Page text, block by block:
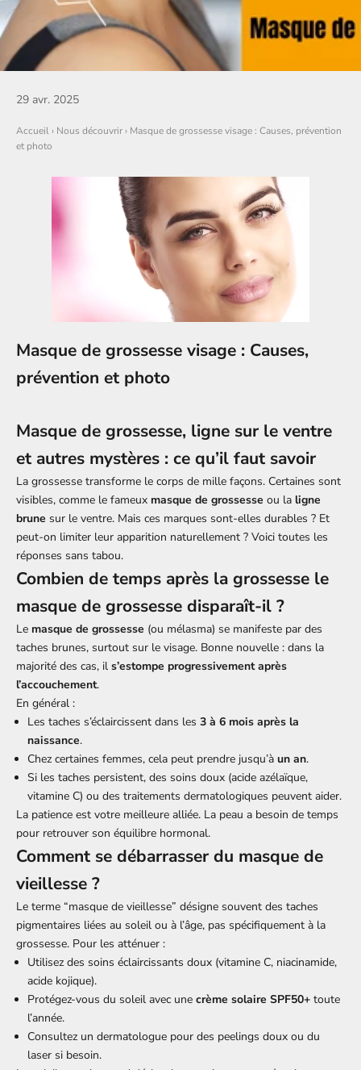
29 avr. 2025
Accueil› Nous découvrir› Masque de grossesse visage : Causes, prévention
et photo
Masque de grossesse visage : Causes,
prévention et photo
Masque de grossesse, ligne sur le ventre
et autres mystères : ce qu’il faut savoir
La grossesse transforme le corps de mille façons. Certaines sont
visibles, comme le fameux masque de grossesse ou la ligne
brune sur le ventre. Mais ces marques sont-elles durables ? Et
peut-on limiter leur apparition naturellement ? Voici toutes les
réponses sans tabou.
Combien de temps après la grossesse le
masque de grossesse disparaît-il ?
Le masque de grossesse (ou mélasma) se manifeste par des
taches brunes, surtout sur le visage. Bonne nouvelle : dans la
majorité des cas, il s’estompe progressivement après
l’accouchement.
En général :
Les taches s’éclaircissent dans les 3 à 6 mois après la
naissance.
Chez certaines femmes, cela peut prendre jusqu’à un an.
Si les taches persistent, des soins doux (acide azélaïque,
vitamine C) ou des traitements dermatologiques peuvent aider.
La patience est votre meilleure alliée. La peau a besoin de temps
pour retrouver son équilibre hormonal.
Comment se débarrasser du masque de
vieillesse ?
Le terme “masque de vieillesse” désigne souvent des taches
pigmentaires liées au soleil ou à l’âge, pas spécifiquement à la
grossesse. Pour les atténuer :
Utilisez des soins éclaircissants doux (vitamine C, niacinamide,
acide kojique).
Protégez-vous du soleil avec une crème solaire SPF50+ toute
l’année.
Consultez un dermatologue pour des peelings doux ou du
laser si besoin.